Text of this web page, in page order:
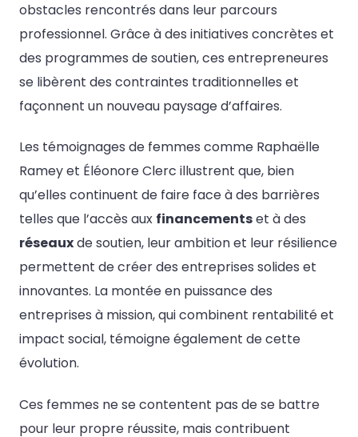
obstacles rencontrés dans leur parcours
professionnel. Grâce à des initiatives concrètes et
des programmes de soutien, ces entrepreneures
se libèrent des contraintes traditionnelles et
façonnent un nouveau paysage d’affaires.
Les témoignages de femmes comme Raphaëlle
Ramey et Éléonore Clerc illustrent que, bien
qu’elles continuent de faire face à des barrières
telles que l’accès aux financementset à des
réseauxde soutien, leur ambition et leur résilience
permettent de créer des entreprises solides et
innovantes. La montée en puissance des
entreprises à mission, qui combinent rentabilité et
impact social, témoigne également de cette
évolution.
Ces femmes ne se contentent pas de se battre
pour leur propre réussite, mais contribuent